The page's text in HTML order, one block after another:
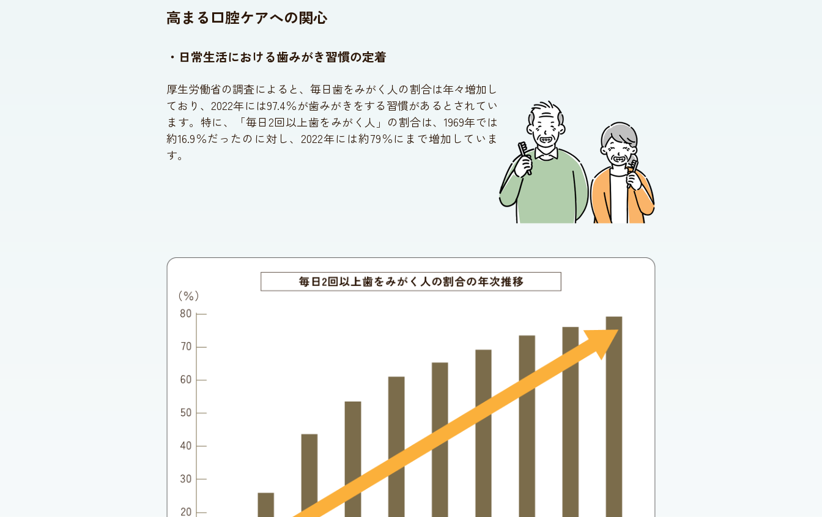
高まる口腔ケアへの関心
・日常生活における歯みがき習慣の定着
厚生労働省の調査によると、毎日歯をみがく人の割合は年々増加し
ており、2022年には97.4％が歯みがきをする習慣があるとされてい
ます。特に、「毎日2回以上歯をみがく人」の割合は、1969年では
約16.9％だったのに対し、2022年には約79％にまで増加していま
す。